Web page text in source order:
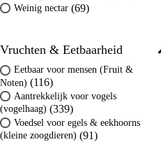
Weinig nectar (69)
Vruchten & Eetbaarheid
Eetbaar voor mensen (Fruit &
Noten) (116)
Aantrekkelijk voor vogels
(vogelhaag) (339)
Voedsel voor egels & eekhoorns
(kleine zoogdieren) (91)